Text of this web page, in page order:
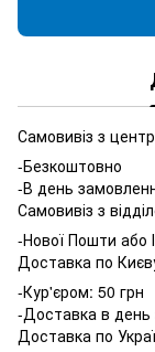
Самовивіз з
-Безкоштовно
-В день
Самовивіз з
-Нової Пошти або
Доставка по
-Кур'єром: 50 грн
-Доставка в день
Доставка по